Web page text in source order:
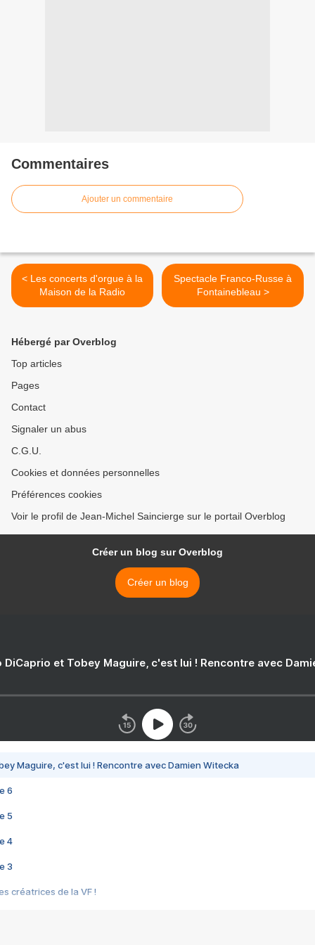
Commentaires
Ajouter un commentaire
< Les concerts d'orgue à la
Maison de la Radio
Spectacle Franco-Russe à
Fontainebleau >
Hébergé par Overblog
Top articles
Pages
Contact
Signaler un abus
C.G.U.
Cookies et données personnelles
Préférences cookies
Voir le profil de Jean-Michel Saincierge sur le portail Overblog
Créer un blog sur Overblog
Créer un blog
DiCaprio et Tobey Maguire, c'est lui ! Rencontre avec
Maguire, c'est lui ! Rencontre avec Damien Witecka
6
5
4
3
créatrices de la VF !